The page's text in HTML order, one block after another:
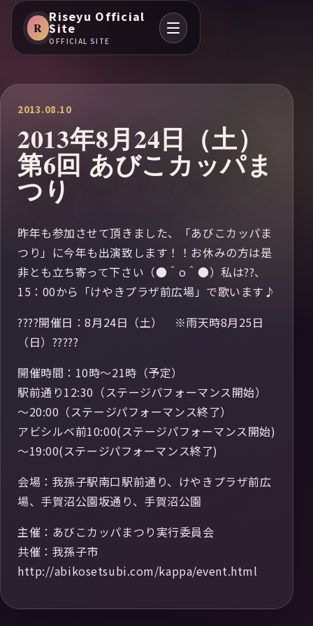
R
Riseyu Official
Site
OFFICIAL SITE
2013.08.10
2013年8月24日（土）
第6回 あびこカッパま
つり
昨年も参加させて頂きました、「あびこカッパま
つり」に今年も出演致します！！お休みの方は是
非とも立ち寄って下さい（●＾o＾●）私は??、
15：00から「けやきプラザ前広場」で歌います♪
????開催日：8月24日（土） ※雨天時8月25日
（日）?????
開催時間：10時～21時（予定）
駅前通り12:30（ステージパフォーマンス開始）
～20:00（ステージパフォーマンス終了）
アビシルベ前10:00(ステージパフォーマンス開始)
～19:00(ステージパフォーマンス終了)
会場：我孫子駅南口駅前通り、けやきプラザ前広
場、手賀沼公園坂通り、手賀沼公園
主催：あびこカッパまつり実行委員会
共催：我孫子市
http://abikosetsubi.com/kappa/event.html